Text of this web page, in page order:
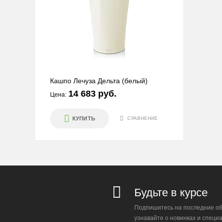
Кашпо Лечуза Дельта (белый)
Цена: 14 683 руб.
КУПИТЬ СРАВНЕНИЕ
Будьте в курсе
Подпишитесь на последние
узнавайте о новинках и